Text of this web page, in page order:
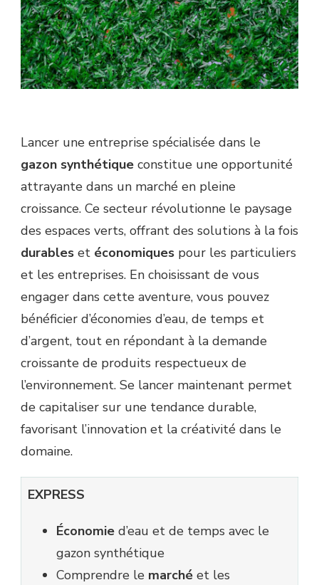
Lancer une entreprise spécialisée dans le
gazon synthétique constitue une opportunité
attrayante dans un marché en pleine
croissance. Ce secteur révolutionne le paysage
des espaces verts, offrant des solutions à la fois
durables et économiques pour les particuliers
et les entreprises. En choisissant de vous
engager dans cette aventure, vous pouvez
bénéficier d’économies d’eau, de temps et
d’argent, tout en répondant à la demande
croissante de produits respectueux de
l’environnement. Se lancer maintenant permet
de capitaliser sur une tendance durable,
favorisant l’innovation et la créativité dans le
domaine.
EXPRESS
Économie d’eau et de temps avec le
gazon synthétique
Comprendre le marché et les